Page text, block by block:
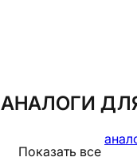
АНАЛОГИ
Показать все